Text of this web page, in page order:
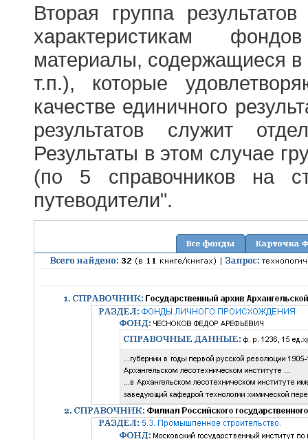
Вторая группа
характеристикам
материалы, содержащиеся в
т.п.), которые
качестве единичного
результатов служит
Результаты в этом случае
(по 5 справочников на
путеводители".